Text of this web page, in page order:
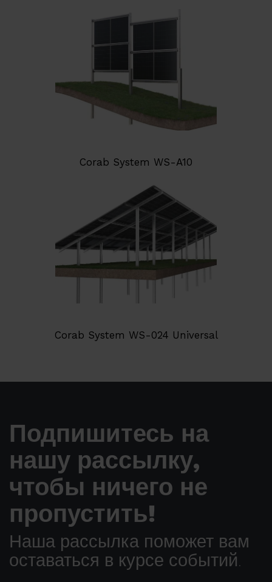
Corab System WS-A10
Corab System WS-024 Universal
Подпишитесь на
нашу рассылку,
чтобы ничего не
пропустить!
Наша рассылка поможет вам
оставаться в курсе событий.